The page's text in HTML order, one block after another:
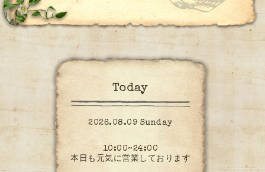
Today
2026.08.09 Sunday
10:00~24:00
本日も元気に営業しております